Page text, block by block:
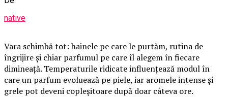
native
Vara schimbă tot: hainele pe care le purtăm, rutina de
îngrijire și chiar parfumul pe care îl alegem în fiecare
dimineață. Temperaturile ridicate influențează modul în
care un parfum evoluează pe piele, iar aromele intense și
grele pot deveni copleșitoare după doar câteva ore.